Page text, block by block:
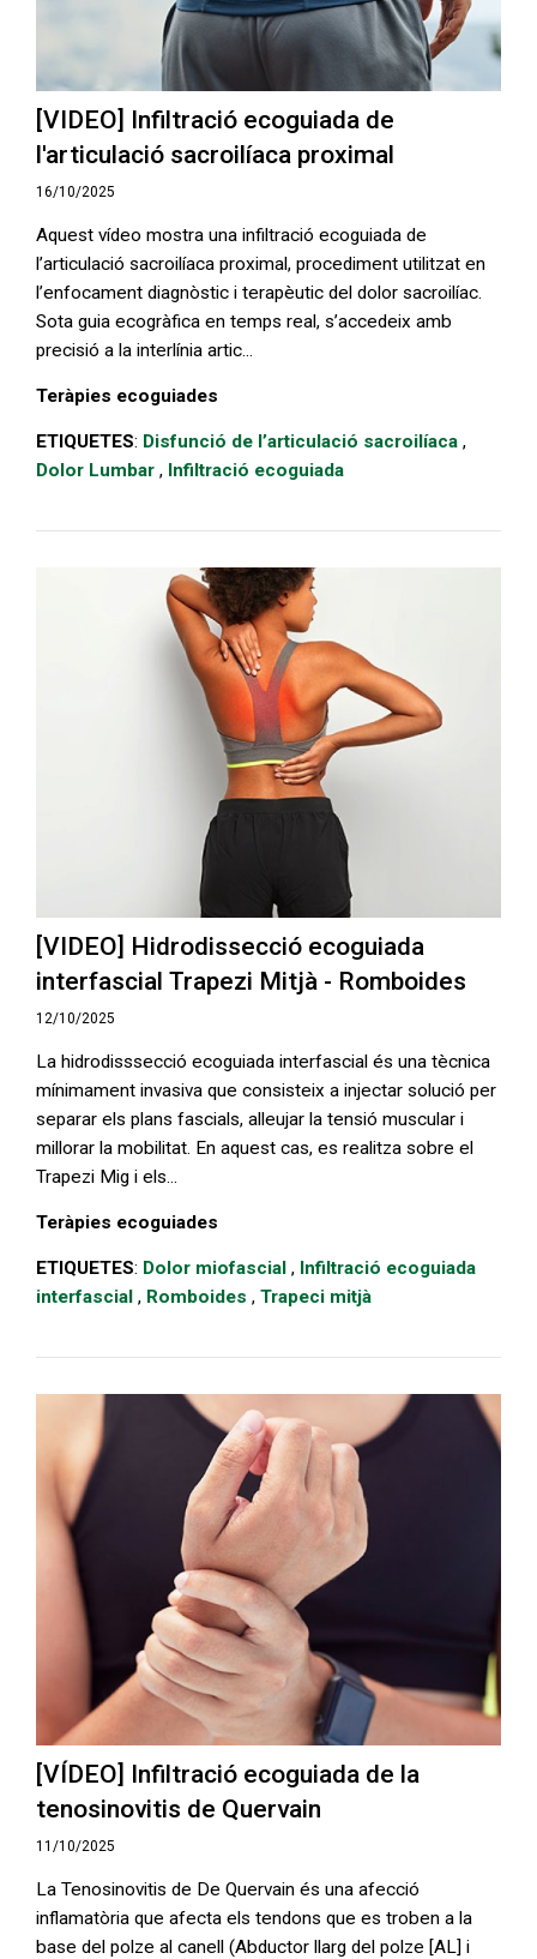
[VIDEO] Infiltració ecoguiada de
l'articulació sacroilíaca proximal
16/10/2025
Aquest vídeo mostra una infiltració ecoguiada de
l’articulació sacroilíaca proximal, procediment utilitzat en
l’enfocament diagnòstic i terapèutic del dolor sacroilíac.
Sota guia ecogràfica en temps real, s’accedeix amb
precisió a la interlínia artic...
Teràpies ecoguiades
ETIQUETES: Disfunció de l’articulació sacroilíaca ,
Dolor Lumbar , Infiltració ecoguiada
[VIDEO] Hidrodissecció ecoguiada
interfascial Trapezi Mitjà - Romboides
12/10/2025
La hidrodisssecció ecoguiada interfascial és una tècnica
mínimament invasiva que consisteix a injectar solució per
separar els plans fascials, alleujar la tensió muscular i
millorar la mobilitat. En aquest cas, es realitza sobre el
Trapezi Mig i els...
Teràpies ecoguiades
ETIQUETES: Dolor miofascial , Infiltració ecoguiada
interfascial , Romboides , Trapeci mitjà
[VÍDEO] Infiltració ecoguiada de la
tenosinovitis de Quervain
11/10/2025
La Tenosinovitis de De Quervain és una afecció
inflamatòria que afecta els tendons que es troben a la
base del polze al canell (Abductor llarg del polze [AL] i